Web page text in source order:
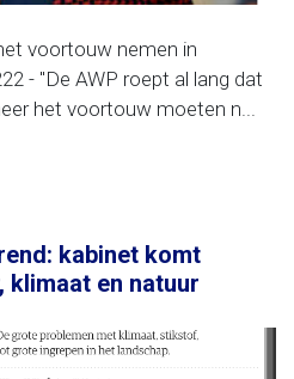
voortouw nemen in
- "De AWP roept al lang dat
het voortouw moeten n...
kabinet komt
klimaat en natuur